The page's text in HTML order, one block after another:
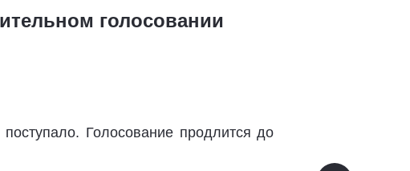
голосовании
Голосование продлится до